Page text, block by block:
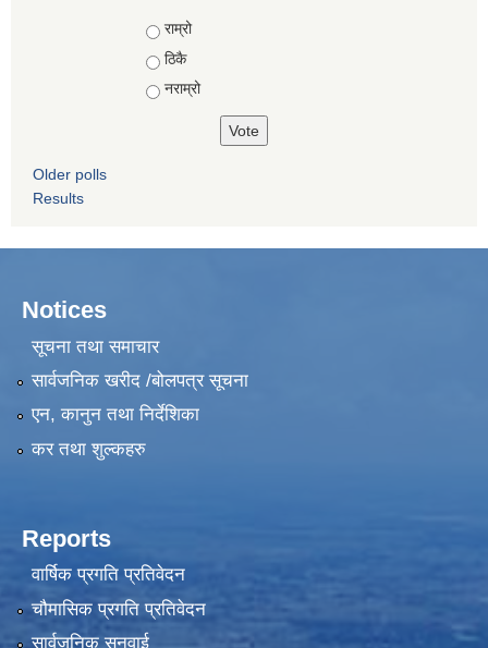
Choices
राम्रो
ठिकै
नराम्रो
Older polls
Results
Notices
सूचना तथा समाचार
सार्वजनिक खरीद /बोलपत्र सूचना
एन, कानुन तथा निर्देशिका
कर तथा शुल्कहरु
Reports
वार्षिक प्रगति प्रतिवेदन
चौमासिक प्रगति प्रतिवेदन
सार्वजनिक सुनुवाई